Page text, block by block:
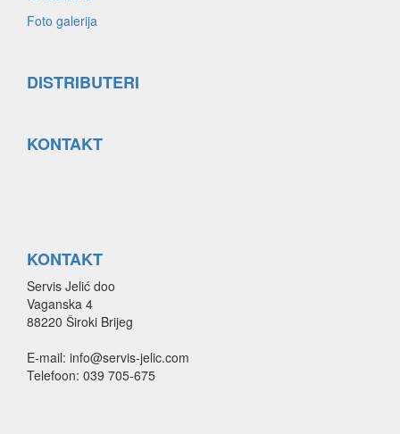
Foto galerija
DISTRIBUTERI
KONTAKT
KONTAKT
Servis Jelić doo
Vaganska 4
88220 Široki Brijeg
E-mail: info@servis-jelic.com
Telefoon: 039 705-675